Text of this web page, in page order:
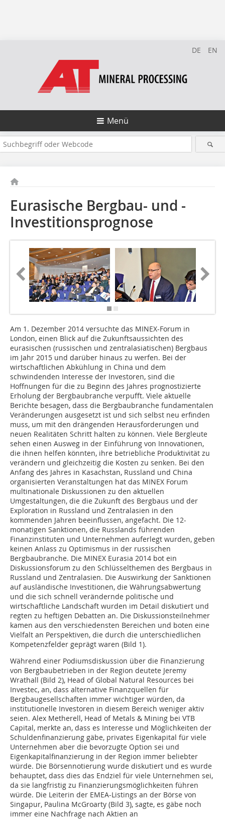
DE EN
Menü
Eurasische Bergbau- und ­
Investitionsprognose
Am 1. Dezember 2014 versuchte das MINEX-Forum in
London, einen Blick auf die Zukunftsaussichten des
eurasischen (russischen und zentralasiatischen) Bergbaus
im Jahr 2015 und darüber hinaus zu werfen. Bei der
wirtschaftlichen Abkühlung in China und dem
schwindenden Interesse der Investoren, sind die
Hoffnungen für die zu Beginn des Jahres prognostizierte
Erholung der Bergbaubranche verpufft. Viele aktuelle
Berichte besagen, dass die Bergbaubranche fundamentalen
Veränderungen ausgesetzt ist und sich selbst neu erfinden
muss, um mit den drängenden Herausforderungen und
neuen Realitäten Schritt halten zu können. Viele Bergleute
sehen einen Ausweg in der Einführung von Innovationen,
die ihnen helfen könnten, ihre betriebliche Produktivität zu
verändern und gleichzeitig die Kosten zu senken. Bei den
Anfang des Jahres in Kasachstan, Russland und China
organisierten Veranstaltungen hat das MINEX Forum
multinationale Diskussionen zu den aktuellen
Umgestaltungen, die die Zukunft des Bergbaus und der
Exploration in Russland und Zentralasien in den
kommenden Jahren beeinflussen, angefacht. Die 12-
monatigen Sanktionen, die Russlands führenden
Finanzinstituten und Unternehmen auferlegt wurden, geben
keinen Anlass zu Optimismus in der russischen
Bergbaubranche. Die MINEX Eurasia 2014 bot ein
Diskussionsforum zu den Schlüsselthemen des Bergbaus in
Russland und Zentralasien. Die Auswirkung der Sanktionen
auf ausländische Investitionen, die Währungsabwertung
und die sich schnell verändernde politische und
wirtschaftliche Landschaft wurden im Detail diskutiert und
regten zu heftigen Debatten an. Die Diskussionsteilnehmer
kamen aus den verschiedensten Bereichen und boten eine
Vielfalt an Perspektiven, die durch die unterschiedlichen
Kompetenzfelder geprägt waren (Bild 1).
Während einer Podiumsdiskussion über die Finanzierung
von Bergbaubetrieben in der Region deutete Jeremy
Wrathall (Bild 2), Head of Global Natural Resources bei
Investec, an, dass alternative Finanzquellen für
Bergbaugesellschaften immer wichtiger würden, da
institutionelle Investoren in diesem Bereich weniger aktiv
seien. Alex Metherell, Head of Metals & Mining bei VTB
Capital, merkte an, dass es Interesse und Möglichkeiten der
Schuldenfinanzierung gäbe, privates Eigenkapital für viele
Unternehmen aber die bevorzugte Option sei und
Eigenkapitalfinanzierung in der Region immer beliebter
würde. Die Börsennotierung wurde diskutiert und es wurde
behauptet, dass dies das Endziel für viele Unternehmen sei,
da sie langfristig zu Finanzierungsmöglichkeiten führen
würde. Die Leiterin der EMEA-Listings an der Börse von
Singapur, Paulina McGroarty (Bild 3), sagte, es gäbe noch
immer eine Nachfrage nach Aktien an